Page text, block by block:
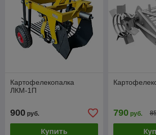
Картофелекопалка
ЛКМ-1П
900 руб.
Купить
790руб.